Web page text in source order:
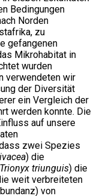
Bedingungen
Norden
zu
gefangenen
Mikrohabitat in
wurden
verwendeten wir
der Diversität
ein Vergleich der
werden konnte. Die
auf unsere
zwei Spezies
) die
Trionyx triunguis) die
weit verbreiteten
von